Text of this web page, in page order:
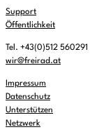
Support
Öffentlichkeit
Tel. +43(0)512 560291
wir@freirad.at
Impressum
Datenschutz
Unterstützen
Netzwerk